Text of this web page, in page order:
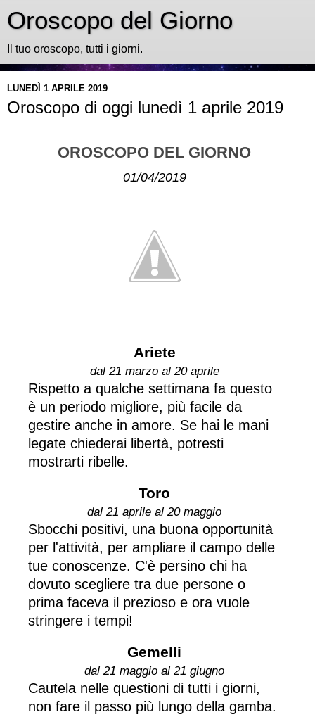
Oroscopo del Giorno
Il tuo oroscopo, tutti i giorni.
LUNEDÌ 1 APRILE 2019
Oroscopo di oggi lunedì 1 aprile 2019
OROSCOPO DEL GIORNO
01/04/2019
Ariete
dal 21 marzo al 20 aprile
Rispetto a qualche settimana fa questo
è un periodo migliore, più facile da
gestire anche in amore. Se hai le mani
legate chiederai libertà, potresti
mostrarti ribelle.
Toro
dal 21 aprile al 20 maggio
Sbocchi positivi, una buona opportunità
per l'attività, per ampliare il campo delle
tue conoscenze. C'è persino chi ha
dovuto scegliere tra due persone o
prima faceva il prezioso e ora vuole
stringere i tempi!
Gemelli
dal 21 maggio al 21 giugno
Cautela nelle questioni di tutti i giorni,
non fare il passo più lungo della gamba.